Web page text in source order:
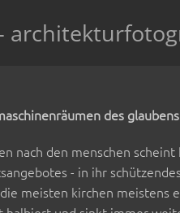
des glaubens
nach den menschen
- in ihr
meisten kirchen meistens